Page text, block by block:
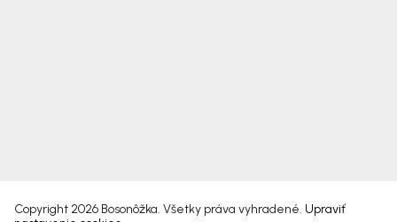
Copyright 2026 Bosonôžka. Všetky práva vyhradené. Upraviť